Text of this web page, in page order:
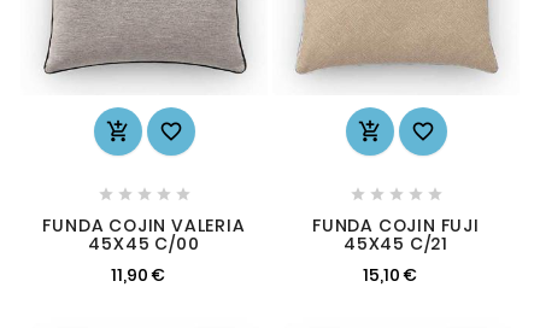
 
    
FUNDA COJIN VALERIA
45X45 C/00
11,90 €
 
    
FUNDA COJIN FUJI
45X45 C/21
15,10 €